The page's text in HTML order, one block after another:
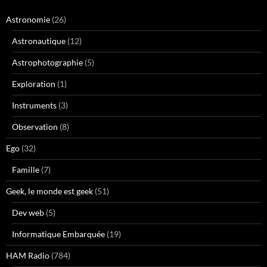
Astronomie (26)
Astronautique (12)
Astrophotographie (5)
Exploration (1)
Instruments (3)
Observation (8)
Ego (32)
Famille (7)
Geek, le monde est geek (51)
Dev web (5)
Informatique Embarquée (19)
HAM Radio (784)